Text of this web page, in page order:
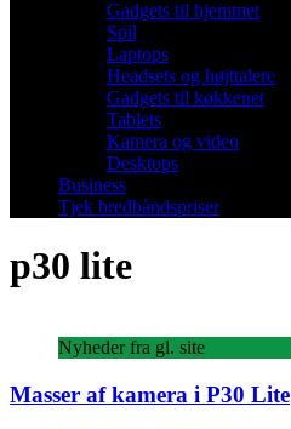
Gadgets til hjemmet
Spil
Laptops
Headsets og højttalere
Gadgets til køkkenet
Tablets
Kamera og video
Desktops
Business
Tjek bredbåndspriser
p30 lite
Nyheder fra gl. site
Masser af kamera i P30 Lite